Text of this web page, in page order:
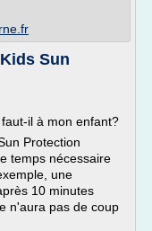
Sun
il à mon enfant?
Protection
temps nécessaire
une
10 minutes
n'aura pas de coup